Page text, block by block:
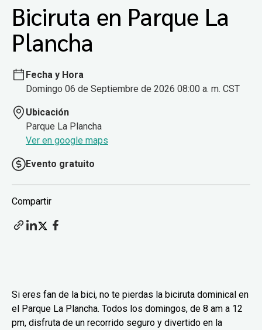
Biciruta en Parque La
Plancha
Fecha y Hora
Domingo 06 de Septiembre de 2026 08:00 a. m. CST
Ubicación
Parque La Plancha
Ver en google maps
Evento gratuito
Compartir
Si eres fan de la bici, no te pierdas la biciruta dominical en
el Parque La Plancha. Todos los domingos, de 8 am a 12
pm, disfruta de un recorrido seguro y divertido en la